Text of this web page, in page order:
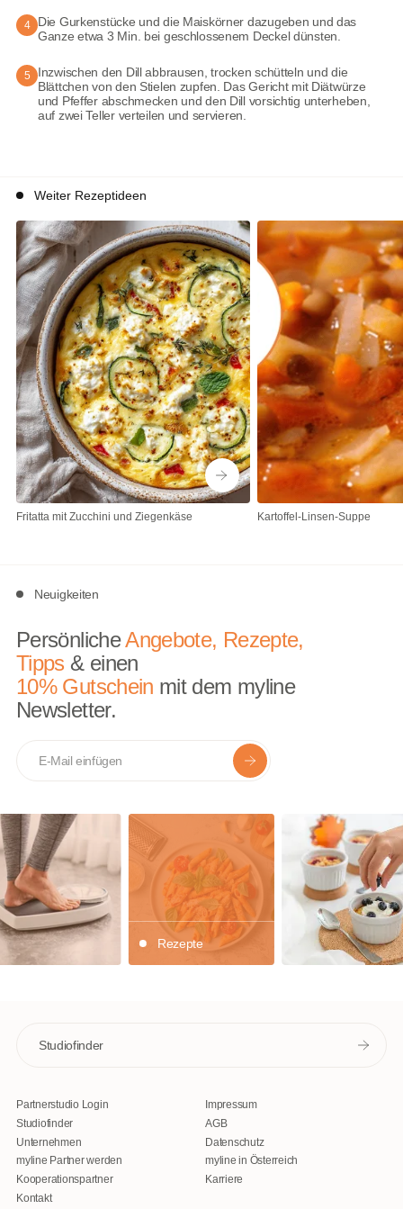
4
Die Gurkenstücke und die Maiskörner dazugeben und das
Ganze etwa 3 Min. bei geschlossenem Deckel dünsten.
5
Inzwischen den Dill abbrausen, trocken schütteln und die
Blättchen von den Stielen zupfen. Das Gericht mit Diätwürze
und Pfeffer abschmecken und den Dill vorsichtig unterheben,
auf zwei Teller verteilen und servieren.
Weiter Rezeptideen
Fritatta mit Zucchini und Ziegenkäse Kartoffel-Linsen-Suppe
Neuigkeiten
PersönlicheAngebote, Rezepte,
Tipps & einen
10% Gutschein mit dem myline
Newsletter.
Rezepte
Studiofinder
Partnerstudio Login
Studiofinder
Unternehmen
myline Partner werden
Kooperationspartner
Kontakt
Impressum
AGB
Datenschutz
myline in Österreich
Karriere